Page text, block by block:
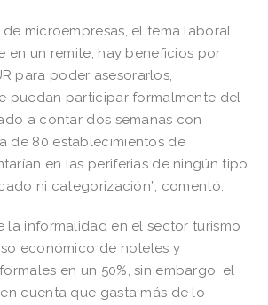
de microempresas, el tema laboral
en un remite, hay beneficios por
para poder asesorarlos,
puedan participar formalmente del
a contar dos semanas con
de 80 establecimientos de
en las periferias de ningún tipo
ni categorización”, comentó.
la informalidad en el sector turismo
económico de hoteles y
en un 50%, sin embargo, el
cuenta que gasta más de lo